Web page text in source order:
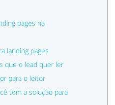
pages na
landing pages
que o lead quer ler
para o leitor
tem a solução para